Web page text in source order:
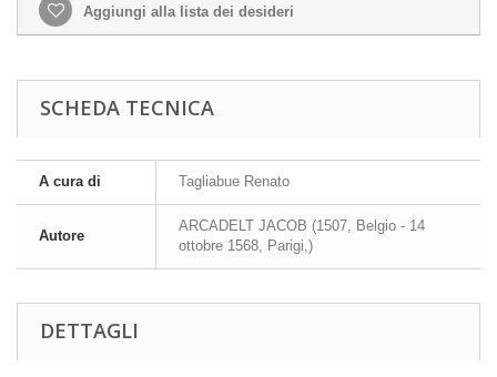
Aggiungi alla lista dei desideri
SCHEDA TECNICA
A cura di Tagliabue Renato
Autore
ARCADELT JACOB (1507, Belgio - 14
ottobre 1568, Parigi,)
DETTAGLI